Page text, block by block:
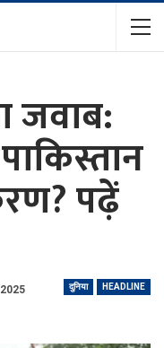
जवाब:
पढ़ें
दुनिया HEADLINE